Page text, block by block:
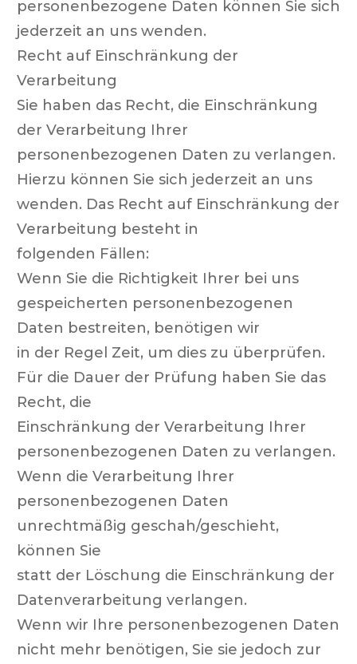
personenbezogene Daten können Sie sich
jederzeit an uns wenden.
Recht auf Einschränkung der
Verarbeitung
Sie haben das Recht, die Einschränkung
der Verarbeitung Ihrer
personenbezogenen Daten zu verlangen.
Hierzu können Sie sich jederzeit an uns
wenden. Das Recht auf Einschränkung der
Verarbeitung besteht in
folgenden Fällen:
Wenn Sie die Richtigkeit Ihrer bei uns
gespeicherten personenbezogenen
Daten bestreiten, benötigen wir
in der Regel Zeit, um dies zu überprüfen.
Für die Dauer der Prüfung haben Sie das
Recht, die
Einschränkung der Verarbeitung Ihrer
personenbezogenen Daten zu verlangen.
Wenn die Verarbeitung Ihrer
personenbezogenen Daten
unrechtmäßig geschah/geschieht,
können Sie
statt der Löschung die Einschränkung der
Datenverarbeitung verlangen.
Wenn wir Ihre personenbezogenen Daten
nicht mehr benötigen, Sie sie jedoch zur